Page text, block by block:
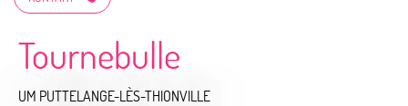
Tournebulle
UM PUTTELANGE-LÈS-THIONVILLE